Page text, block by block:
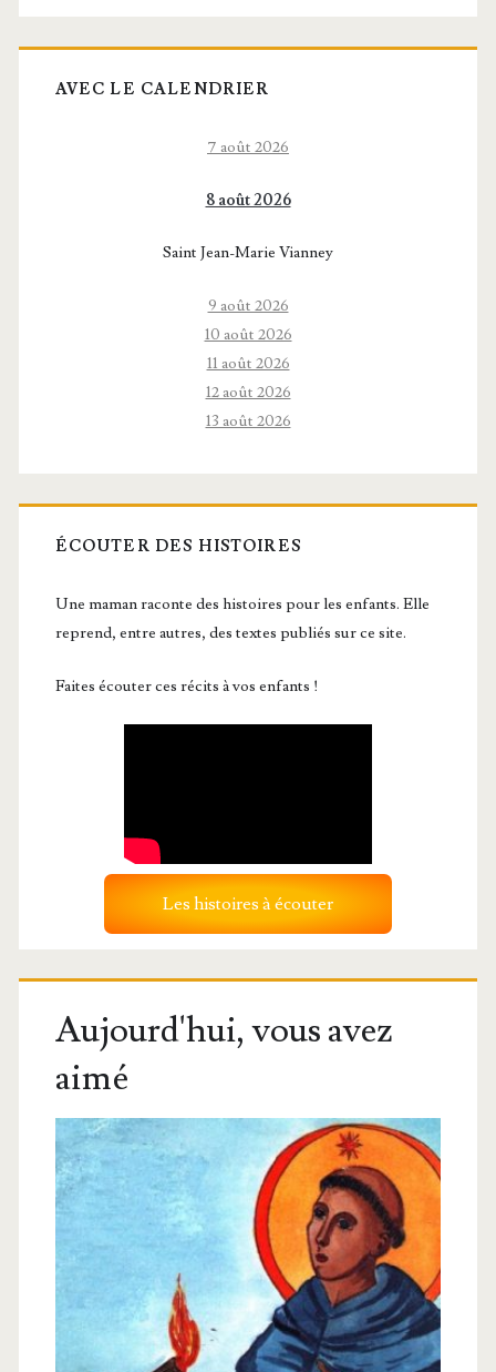
AVEC LE CALENDRIER
7 août 2026
8 août 2026
Saint Jean-Marie Vianney
9 août 2026
10 août 2026
11 août 2026
12 août 2026
13 août 2026
ÉCOUTER DES HISTOIRES
Une maman raconte des histoires pour les enfants. Elle
reprend, entre autres, des textes publiés sur ce site.
Faites écouter ces récits à vos enfants !
Les histoires à écouter
Aujourd'hui, vous avez
aimé